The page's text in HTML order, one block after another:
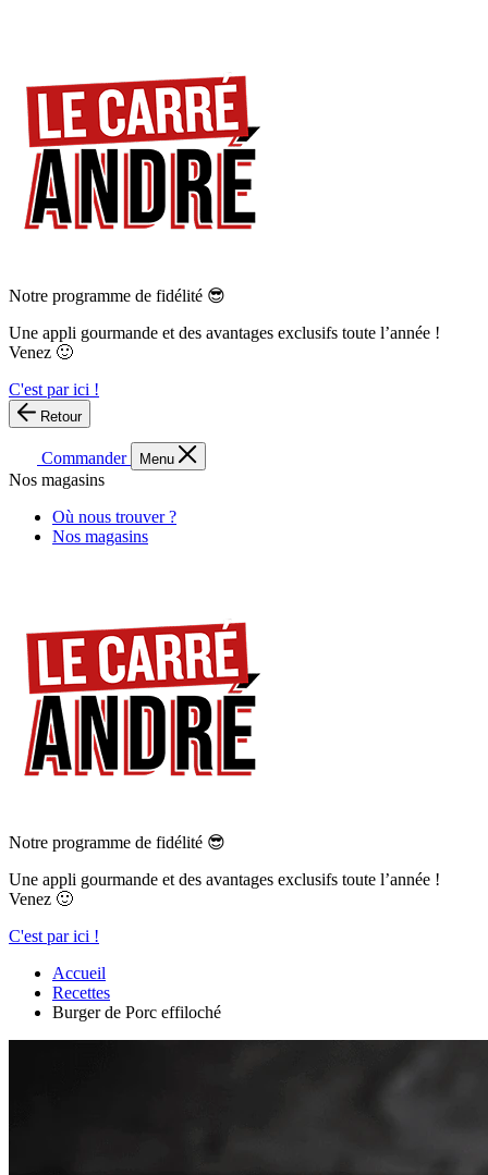
Notre programme de fidélité 😎
Une appli gourmande et des avantages exclusifs toute l’année !
Venez 🙂
C'est par ici !
Retour
Commander Menu
Nos magasins
Où nous trouver ?
Nos magasins
Notre programme de fidélité 😎
Une appli gourmande et des avantages exclusifs toute l’année !
Venez 🙂
C'est par ici !
Accueil
Recettes
Burger de Porc effiloché